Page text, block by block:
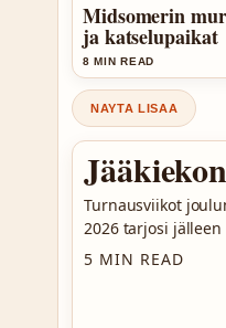
Midsomerin
ja katselupaikat
8 MIN READ
NAYTA LISAA
Turnausviikot
2026 tarjosi
5 MIN READ